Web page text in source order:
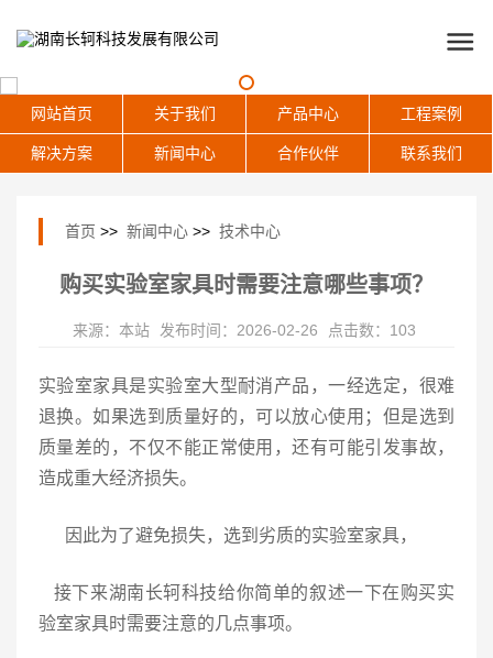
网站首页 关于我们 产品中心 工程案例
解决方案 新闻中心 合作伙伴 联系我们
首页 >> 新闻中心 >> 技术中心
购买实验室家具时需要注意哪些事项？
来源：本站 发布时间：2026-02-26 点击数：103
实验室家具是实验室大型耐消产品，一经选定，很难
退换。如果选到质量好的，可以放心使用；但是选到
质量差的，不仅不能正常使用，还有可能引发事故，
造成重大经济损失。
因此为了避免损失，选到劣质的实验室家具，
接下来湖南长轲科技给你简单的叙述一下在购买实
验室家具时需要注意的几点事项。